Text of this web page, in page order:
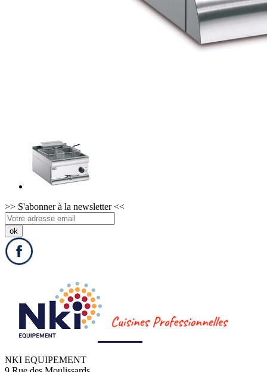
>> S'abonner à la newsletter<<
NKI EQUIPEMENT